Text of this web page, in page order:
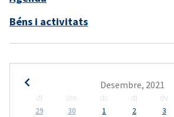
Béns i activitats
Desembre, 2021
dl dm dc dj dv
29
30 1 2 3